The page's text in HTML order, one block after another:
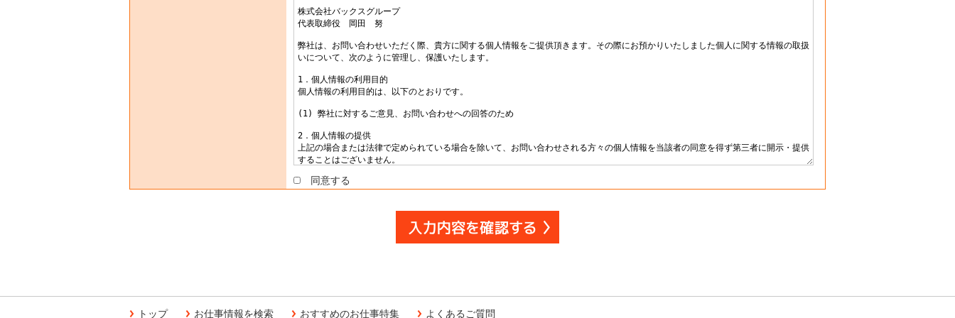
同意する
トップ お仕事情報を検索 おすすめのお仕事特集 よくあるご質問